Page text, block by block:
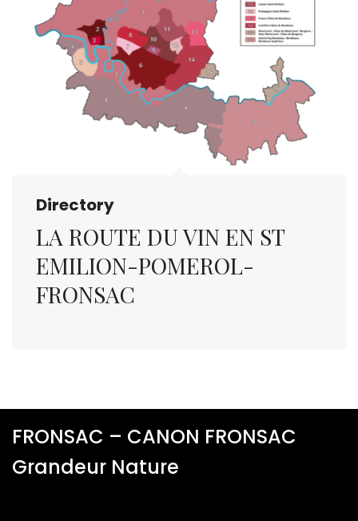
Directory
LA ROUTE DU VIN EN ST
EMILION-POMEROL-
FRONSAC
FRONSAC – CANON FRONSAC
Grandeur Nature